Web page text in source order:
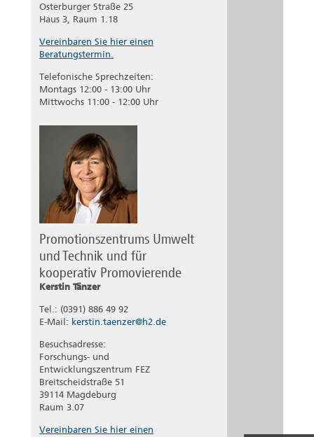
Osterburger Straße 25
Haus 3, Raum 1.18
Vereinbaren Sie hier einen
Beratungstermin.
Telefonische Sprechzeiten:
Montags 12:00 - 13:00 Uhr
Mittwochs 11:00 - 12:00 Uhr
Promotionszentrums Umwelt
und Technik und für
kooperativ Promovierende
Kerstin Tänzer
Tel.: (0391) 886 49 92
E-Mail: kerstin.taenzer@h2.de
Besuchsadresse:
Forschungs- und
Entwicklungszentrum FEZ
Breitscheidstraße 51
39114 Magdeburg
Raum 3.07
Vereinbaren Sie hier einen